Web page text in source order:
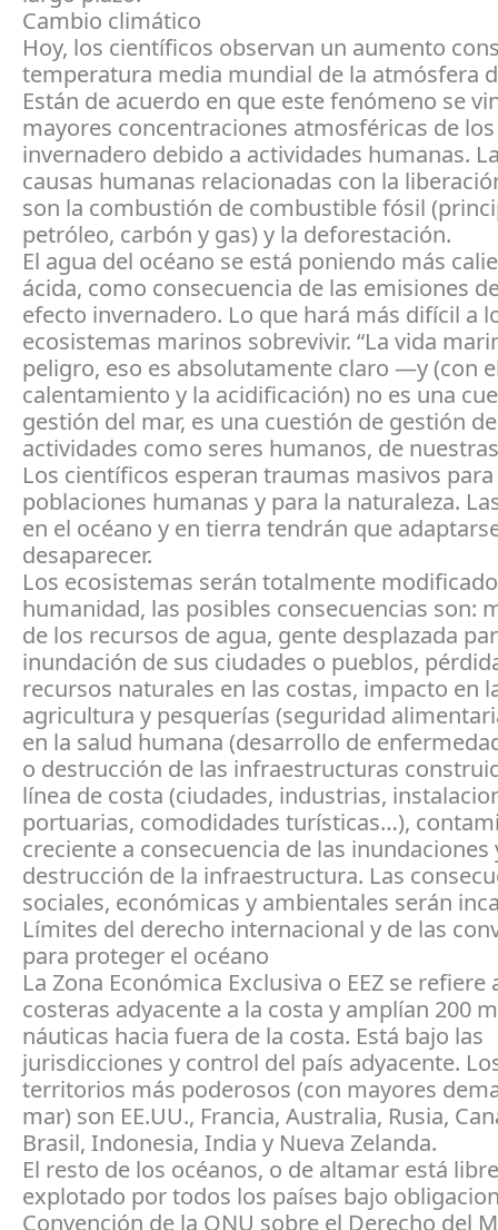
Cambio climático
Hoy, los científicos observan un aumento
temperatura media mundial de la atmósfera
Están de acuerdo en que este fenómeno se
mayores concentraciones atmosféricas de
invernadero debido a actividades humanas.
causas humanas relacionadas con la
son la combustión de combustible fósil
petróleo, carbón y gas) y la deforestación.
El agua del océano se está poniendo más
ácida, como consecuencia de las emisiones
efecto invernadero. Lo que hará más difícil a
ecosistemas marinos sobrevivir. “La vida
peligro, eso es absolutamente claro —y (con
calentamiento y la acidificación) no es una
gestión del mar, es una cuestión de gestión
actividades como seres humanos, de
Los científicos esperan traumas masivos para
poblaciones humanas y para la naturaleza.
en el océano y en tierra tendrán que
desaparecer.
Los ecosistemas serán totalmente
humanidad, las posibles consecuencias son:
de los recursos de agua, gente desplazada
inundación de sus ciudades o pueblos,
recursos naturales en las costas, impacto en
agricultura y pesquerías (seguridad
en la salud humana (desarrollo de
o destrucción de las infraestructuras
línea de costa (ciudades, industrias,
portuarias, comodidades turísticas…),
creciente a consecuencia de las inundaciones
destrucción de la infraestructura. Las
sociales, económicas y ambientales serán
Límites del derecho internacional y de las
para proteger el océano
La Zona Económica Exclusiva o EEZ se refiere
costeras adyacente a la costa y amplían 200
náuticas hacia fuera de la costa. Está bajo las
jurisdicciones y control del país adyacente.
territorios más poderosos (con mayores
mar) son EE.UU., Francia, Australia, Rusia,
Brasil, Indonesia, India y Nueva Zelanda.
El resto de los océanos, o de altamar está
explotado por todos los países bajo
Convención de la ONU sobre el Derecho del